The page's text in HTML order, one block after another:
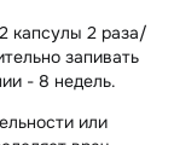
капсулы 2 раза/
запивать
- 8 недель.
или